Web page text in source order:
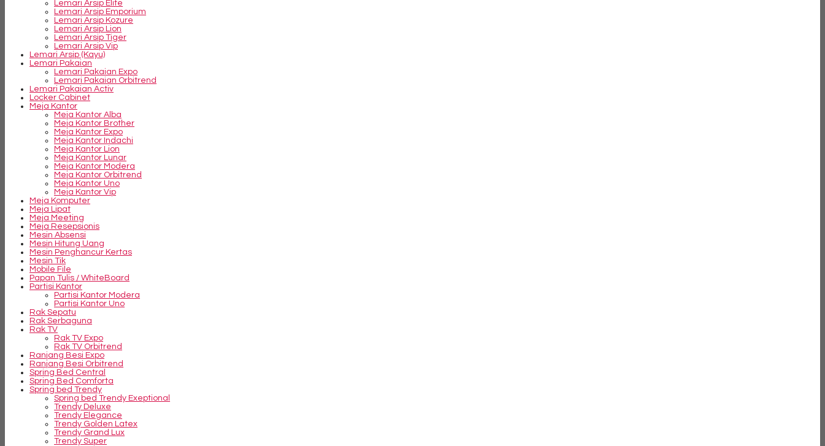
Lemari Arsip Elite
Lemari Arsip Emporium
Lemari Arsip Kozure
Lemari Arsip Lion
Lemari Arsip Tiger
Lemari Arsip Vip
Lemari Arsip (Kayu)
Lemari Pakaian
Lemari Pakaian Expo
Lemari Pakaian Orbitrend
Lemari Pakaian Activ
Locker Cabinet
Meja Kantor
Meja Kantor Alba
Meja Kantor Brother
Meja Kantor Expo
Meja Kantor Indachi
Meja Kantor Lion
Meja Kantor Lunar
Meja Kantor Modera
Meja Kantor Orbitrend
Meja Kantor Uno
Meja Kantor Vip
Meja Komputer
Meja Lipat
Meja Meeting
Meja Resepsionis
Mesin Absensi
Mesin Hitung Uang
Mesin Penghancur Kertas
Mesin Tik
Mobile File
Papan Tulis / WhiteBoard
Partisi Kantor
Partisi Kantor Modera
Partisi Kantor Uno
Rak Sepatu
Rak Serbaguna
Rak TV
Rak TV Expo
Rak TV Orbitrend
Ranjang Besi Expo
Ranjang Besi Orbitrend
Spring Bed Central
Spring Bed Comforta
Spring bed Trendy
Spring bed Trendy Exeptional
Trendy Deluxe
Trendy Elegance
Trendy Golden Latex
Trendy Grand Lux
Trendy Super